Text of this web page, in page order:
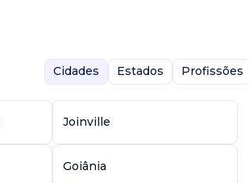
Cidades Estados Profissões
Joinville
Goiânia